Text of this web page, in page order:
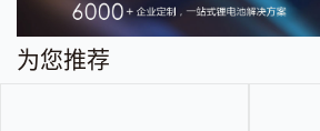
为您推荐